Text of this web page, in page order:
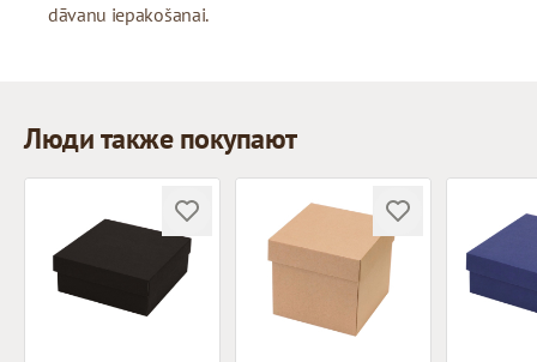
dāvanu iepakošanai.
Люди также покупают